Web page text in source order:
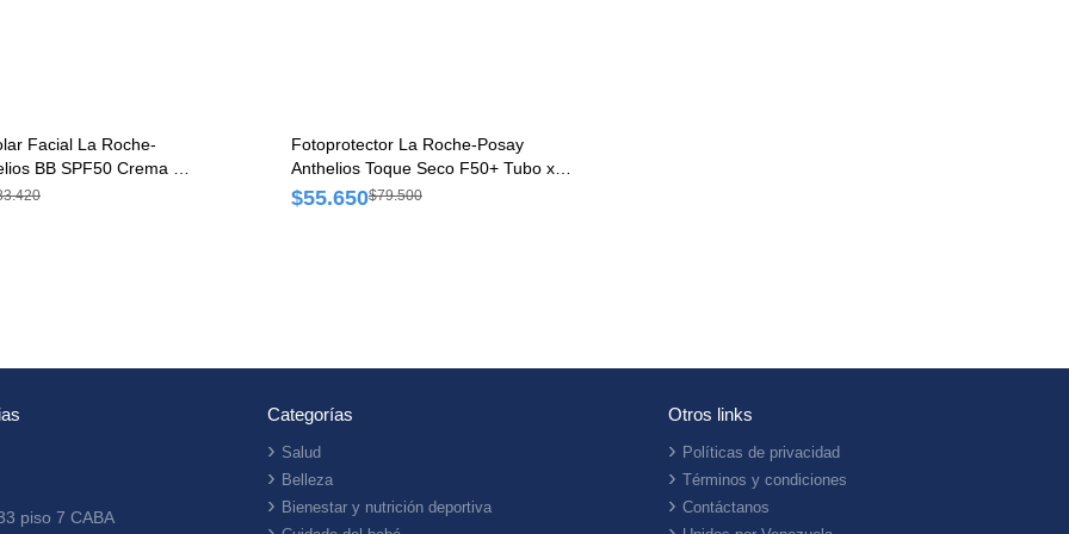
Facial La Roche-
BB SPF50 Crema x
Fotoprotector La Roche-Posay
Anthelios Toque Seco F50+ Tubo x
50 ml
$55.650$79.500
piso 7 CABA
Categorías
Salud
Belleza
Bienestar y nutrición deportiva
Otros links
Políticas de privacidad
Términos y condiciones
Contáctanos